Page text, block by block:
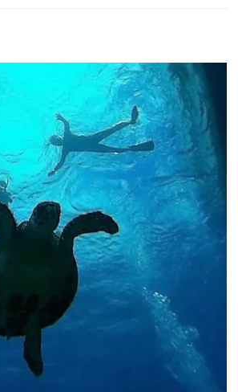
しだってつくれますNPO!』５～設立
たしだってつくれますNPO!』６～設
しだってつくれますNPO!』7～設立
しだってつくれますNPO!』８～設立
しだってつくれますNPO!』9～設立
しだってつくれますNPO!』10～設立
しだってつくれますNPO!』11～設立
たしだってつくれますNPO!』12～認定
２通目の遺言書～
遺産分割 奥さま～
産分割 奥さまに「住む」権利が～
自筆遺言書の財産目録をパソコンで～
若尾文子への仕打ち～
若尾文子にすべて相続するとの遺言書
介護してくれた親族に光を「特別の寄
後継ぎをどうする～
預金から葬儀費用・生活費をおろした
消費税
例・法人税
地）
職～役員等の勤続年数が5年以下～
・源泉所得税
告
税金
」
けること～「遺産分割のやり直し」贈
度
相続税額の取得費加算」
？
）
金１－特例 重複適用できるのは
元方式
株の譲渡を受けるときの特例（贈与と
と評価ー「土地保有特定会社」「株式